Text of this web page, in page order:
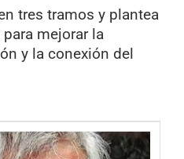
tres tramos y plantea
mejorar la
y la conexión del